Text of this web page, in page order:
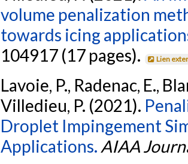
volume penalization
towards icing
104917 (17 pages).
Lien
Lavoie, P., Radenac, E.,
Villedieu, P. (2021).
Droplet Impingement
Applications. AIAA